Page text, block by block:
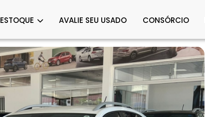
ESTOQUE AVALIE SEU USADO CONSÓRCIO